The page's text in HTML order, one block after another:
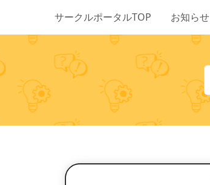
サークルポータルTOP お知らせ